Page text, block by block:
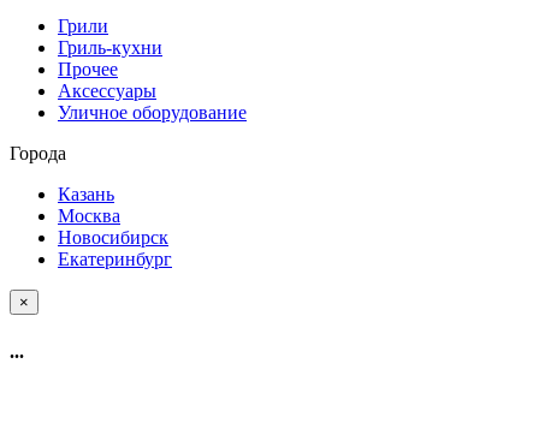
Грили
Гриль-кухни
Прочее
Аксессуары
Уличное оборудование
Города
Казань
Москва
Новосибирск
Екатеринбург
×
...